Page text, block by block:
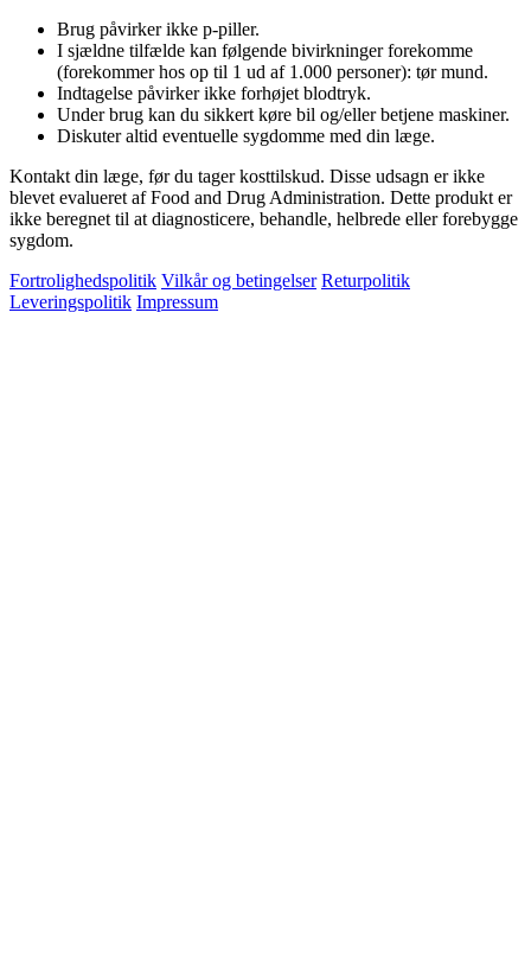
Brug påvirker ikke p-piller.
I sjældne tilfælde kan følgende bivirkninger forekomme
(forekommer hos op til 1 ud af 1.000 personer): tør mund.
Indtagelse påvirker ikke forhøjet blodtryk.
Under brug kan du sikkert køre bil og/eller betjene maskiner.
Diskuter altid eventuelle sygdomme med din læge.
Kontakt din læge, før du tager kosttilskud. Disse udsagn er ikke
blevet evalueret af Food and Drug Administration. Dette produkt er
ikke beregnet til at diagnosticere, behandle, helbrede eller forebygge
sygdom.
Fortrolighedspolitik Vilkår og betingelser Returpolitik
Leveringspolitik Impressum